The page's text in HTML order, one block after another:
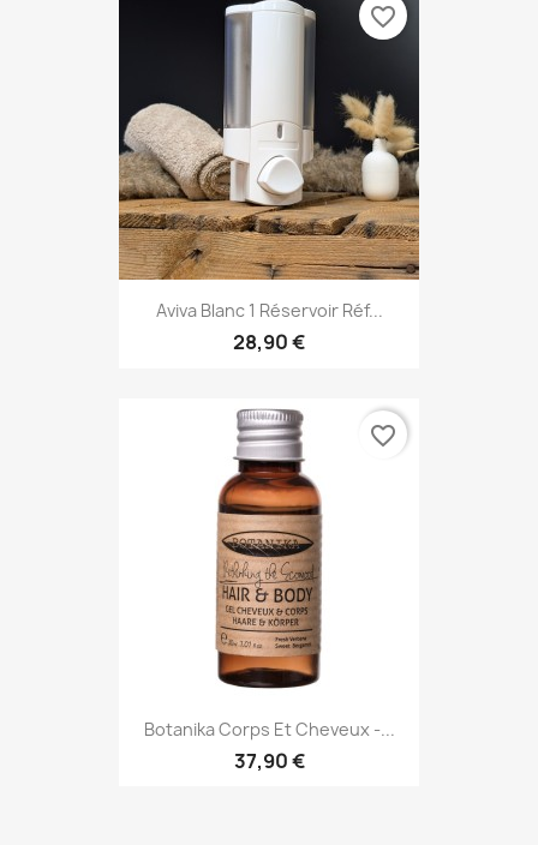
Aviva Blanc 1 Réservoir Réf...
28,90 €
favorite_border
Botanika Corps Et Cheveux -...
37,90 €
favorite_border